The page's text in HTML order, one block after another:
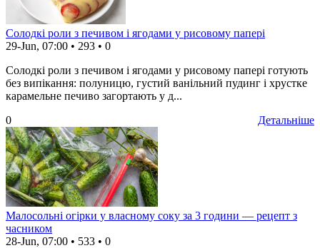
Солодкі роли з печивом і ягодами у рисовому папері
29-Jun, 07:00 • 293 • 0
Солодкі роли з печивом і ягодами у рисовому папері готують
без випікання: полуницю, густий ванільний пудинг і хрустке
карамельне печиво загортають у д...
Детальніше
0
Малосольні огірки у власному соку за 3 години — рецепт з
часником
28-Jun, 07:00 • 533 • 0